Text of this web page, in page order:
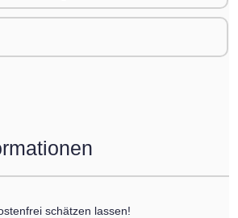
schätzen lassen!